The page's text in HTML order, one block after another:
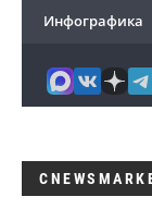
Инфографика